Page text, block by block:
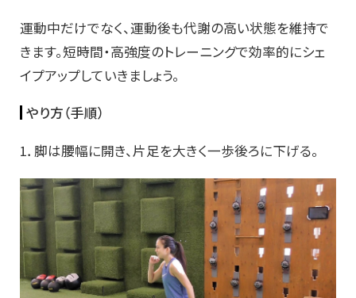
運動中だけでなく、運動後も代謝の高い状態を維持で
きます。短時間・高強度のトレーニングで効率的にシェ
イプアップしていきましょう。
やり方（手順）
1．脚は腰幅に開き、片足を大きく一歩後ろに下げる。